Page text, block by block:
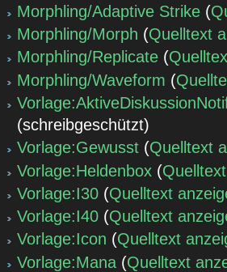
Morphling/Adaptive Strike (
Morphling/Morph (Quelltext
Morphling/Replicate (
Morphling/Waveform (
(schreibgeschützt)
Vorlage:Gewusst (Quelltext
Vorlage:Heldenbox (
Vorlage:I30 (Quelltext
Vorlage:I40 (Quelltext
Vorlage:Icon (Quelltext
Vorlage:Mana (Quelltext